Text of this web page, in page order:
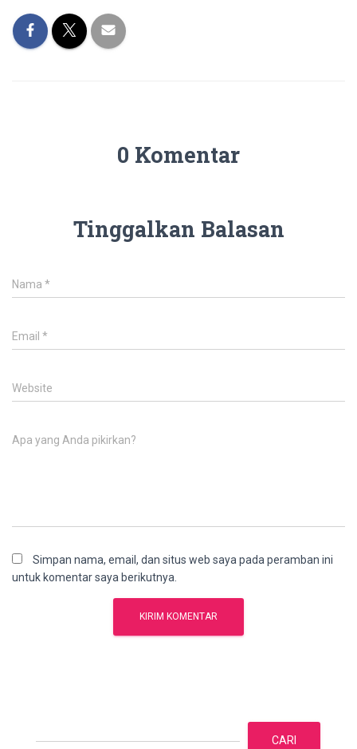
0 Komentar
Tinggalkan Balasan
Nama *
Email *
Website
Apa yang Anda pikirkan?
Simpan nama, email, dan situs web saya pada peramban ini
untuk komentar saya berikutnya.
a
CARI